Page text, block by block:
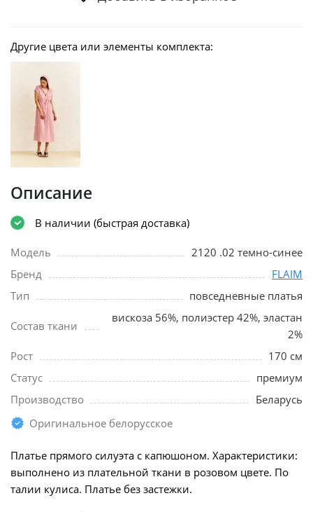
Другие цвета или элементы комплекта:
Описание
В наличии (быстрая доставка)
Модель
2120 .02 темно-синее
Бренд
FLAIM
Тип
повседневные платья
Состав ткани
вискоза 56%, полиэстер 42%, эластан
2%
Рост
170 см
Статус
премиум
Производство
Беларусь
Оригинальное белорусское
Платье прямого силуэта с капюшоном. Характеристики:
выполнено из плательной ткани в розовом цвете. По
талии кулиса. Платье без застежки.